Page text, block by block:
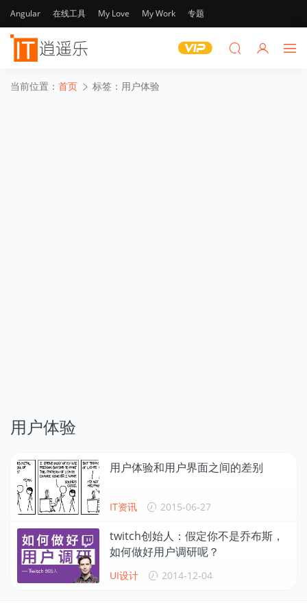
Angular 在线工具 My Love My Work 专题
当前位置： 首页 标签：用户体验
用户体验
用户体验和用户界面之间的差别
IT资讯 2015-06-27
twitch创始人：假定你不是乔布斯，
如何做好用户调研呢？
UI设计 2014-12-04